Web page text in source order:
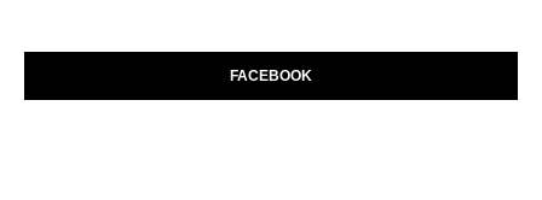
FACEBOOK